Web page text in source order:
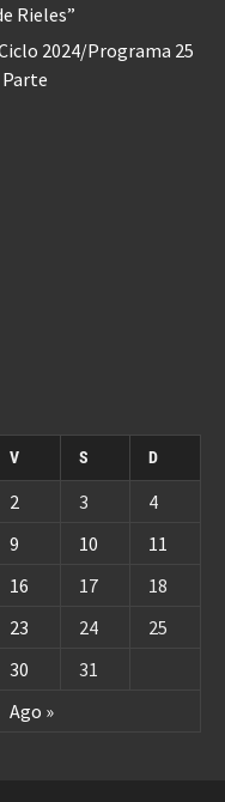
Rieles”
2024/Programa 25
Parte
V S D
Ago »
2 3
4
9 10
11
16 17
18
23 24
25
30 31